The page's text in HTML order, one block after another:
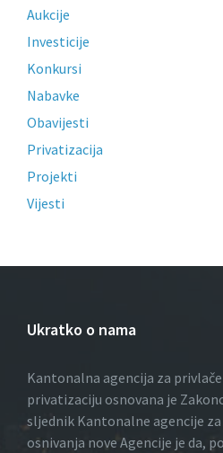
Aukcije
Investicije
Konkursi
Nabavke
Obavijesti
Privatizacija
Projekti
Vijesti
Ukratko o nama
Kantonalna agencija za
privatizaciju osnovana je
sljednik Kantonalne agencije
osnivanja nove Agencije je da,